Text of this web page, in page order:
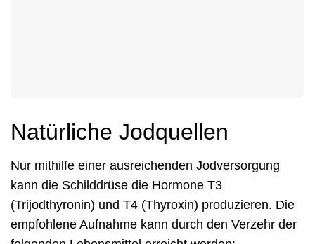
Natürliche Jodquellen
Nur mithilfe einer ausreichenden Jodversorgung
kann die Schilddrüse die Hormone T3
(Trijodthyronin) und T4 (Thyroxin) produzieren. Die
empfohlene Aufnahme kann durch den Verzehr der